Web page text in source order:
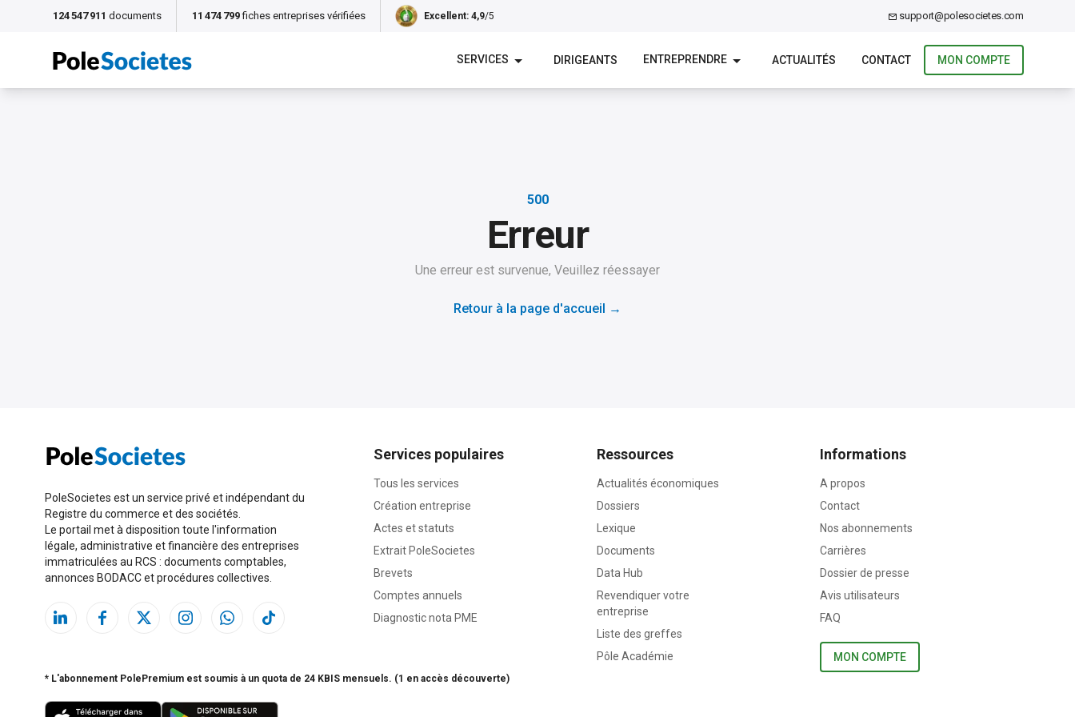
124 547 911 documents 11 474 799 fiches entreprises vérifiées Excellent: 4,9/5 support@polesocietes.com
SERVICES DIRIGEANTS ENTREPRENDRE ACTUALITÉS CONTACT MON COMPTE
500
Erreur
Une erreur est survenue, Veuillez réessayer
Retour à la page d'accueil →
PoleSocietes est un service privé et indépendant du
Registre du commerce et des sociétés.
Le portail met à disposition toute l'information
légale, administrative et financière des entreprises
immatriculées au RCS : documents comptables,
annonces BODACC et procédures collectives.
Services populaires
Tous les services
Création entreprise
Actes et statuts
Extrait PoleSocietes
Brevets
Comptes annuels
Diagnostic nota PME
Ressources
Actualités économiques
Dossiers
Lexique
Documents
Data Hub
Revendiquer votre
entreprise
Liste des greffes
Pôle Académie
Informations
A propos
Contact
Nos abonnements
Carrières
Dossier de presse
Avis utilisateurs
FAQ
MON COMPTE
* L'abonnement PolePremium est soumis à un quota de 24 KBIS mensuels. (1 en accès découverte)